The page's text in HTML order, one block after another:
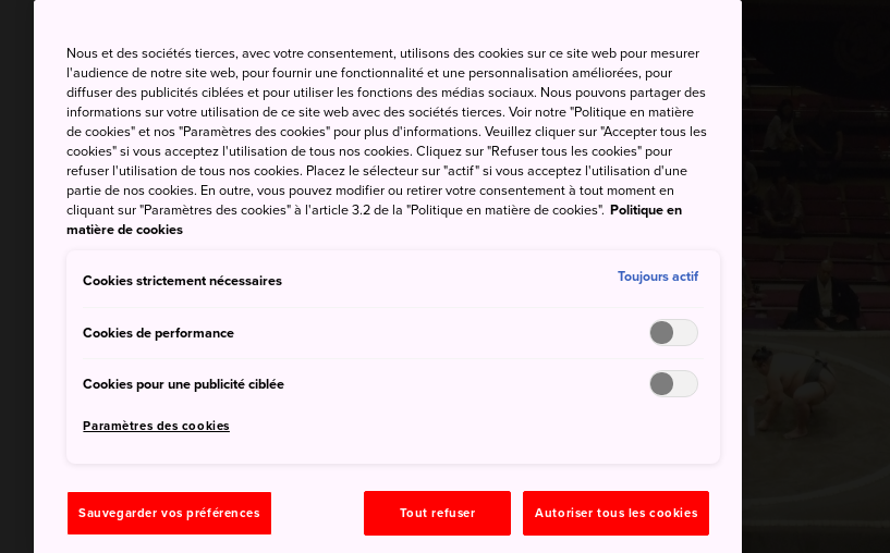
Nous et des sociétés tierces, avec votre consentement, utilisons des cookies sur ce site web pour mesurer
l'audience de notre site web, pour fournir une fonctionnalité et une personnalisation améliorées, pour
diffuser des publicités ciblées et pour utiliser les fonctions des médias sociaux. Nous pouvons partager des
informations sur votre utilisation de ce site web avec des sociétés tierces. Voir notre "Politique en matière
de cookies" et nos "Paramètres des cookies" pour plus d'informations. Veuillez cliquer sur "Accepter tous les
cookies" si vous acceptez l'utilisation de tous nos cookies. Cliquez sur "Refuser tous les cookies" pour
refuser l'utilisation de tous nos cookies. Placez le sélecteur sur "actif" si vous acceptez l'utilisation d'une
partie de nos cookies. En outre, vous pouvez modifier ou retirer votre consentement à tout moment en
cliquant sur "Paramètres des cookies" à l'article 3.2 de la "Politique en matière de cookies". Politique en
matière de cookies
Cookies strictement nécessaires Toujours actif
Cookies de performance
Cookies pour une publicité ciblée
Paramètres des cookies
Sauvegarder vos préférences Tout refuser Autoriser tous les cookies